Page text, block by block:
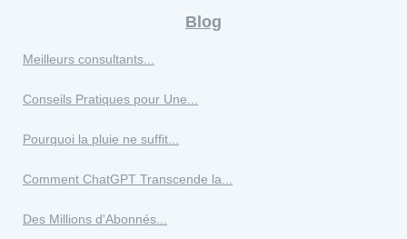
Blog
Meilleurs consultants...
Conseils Pratiques pour Une...
Pourquoi la pluie ne suffit...
Comment ChatGPT Transcende la...
Des Millions d'Abonnés...